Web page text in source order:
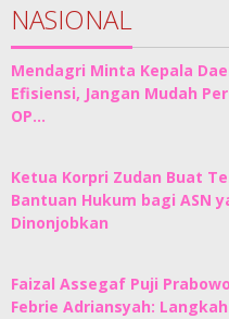
NASIONAL
Mendagri Minta Kepala
Efisiensi, Jangan Mudah
OP…
Ketua Korpri Zudan Buat
Bantuan Hukum bagi ASN
Dinonjobkan
Faizal Assegaf Puji
Febrie Adriansyah: